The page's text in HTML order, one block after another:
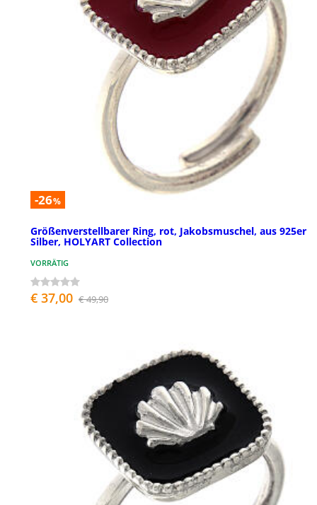
-26%
Größenverstellbarer Ring, rot, Jakobsmuschel, aus 925er
Silber, HOLYART Collection
VORRÄTIG
€ 37,00 € 49,90